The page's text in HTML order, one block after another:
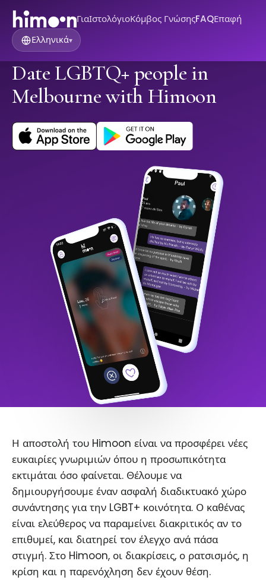
ΓιαΙστολόγιοΚόμβος ΓνώσηςFAQΕπαφή
Ελληνικά▾
Date LGBTQ+ people in
Melbourne with Himoon
Η αποστολή του Himoon είναι να προσφέρει νέες
ευκαιρίες γνωριμιών όπου η προσωπικότητα
εκτιμάται όσο φαίνεται. Θέλουμε να
δημιουργήσουμε έναν ασφαλή διαδικτυακό χώρο
συνάντησης για την LGBT+ κοινότητα. Ο καθένας
είναι ελεύθερος να παραμείνει διακριτικός αν το
επιθυμεί, και διατηρεί τον έλεγχο ανά πάσα
στιγμή. Στο Himoon, οι διακρίσεις, ο ρατσισμός, η
κρίση και η παρενόχληση δεν έχουν θέση.